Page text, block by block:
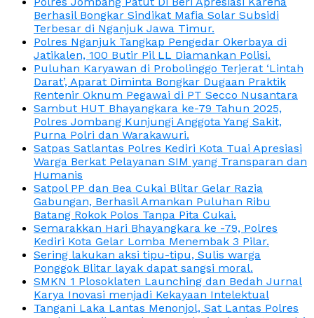
Berhasil Bongkar Sindikat Mafia Solar Subsidi
Terbesar di Nganjuk Jawa Timur.
Polres Nganjuk Tangkap Pengedar Okerbaya di
Jatikalen, 100 Butir Pil LL Diamankan Polisi.
Puluhan Karyawan di Probolinggo Terjerat ‘Lintah
Darat’, Aparat Diminta Bongkar Dugaan Praktik
Rentenir Oknum Pegawai di PT Secco Nusantara
Sambut HUT Bhayangkara ke-79 Tahun 2025,
Polres Jombang Kunjungi Anggota Yang Sakit,
Purna Polri dan Warakawuri.
Satpas Satlantas Polres Kediri Kota Tuai Apresiasi
Warga Berkat Pelayanan SIM yang Transparan dan
Humanis
Satpol PP dan Bea Cukai Blitar Gelar Razia
Gabungan, Berhasil Amankan Puluhan Ribu
Batang Rokok Polos Tanpa Pita Cukai.
Semarakkan Hari Bhayangkara ke -79, Polres
Kediri Kota Gelar Lomba Menembak 3 Pilar.
Sering lakukan aksi tipu-tipu, Sulis warga
Ponggok Blitar layak dapat sangsi moral.
SMKN 1 Plosoklaten Launching dan Bedah Jurnal
Karya Inovasi menjadi Kekayaan Intelektual
Tangani Laka Lantas Menonjol, Sat Lantas Polres